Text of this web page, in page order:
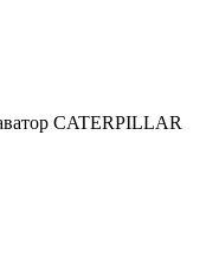
CATERPILLAR